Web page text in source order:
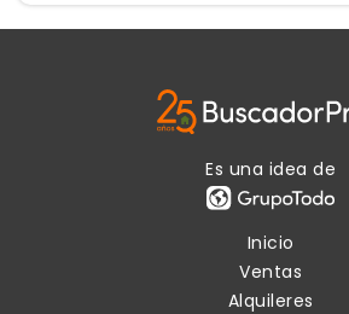
Es una idea de
Inicio
Ventas
Alquileres